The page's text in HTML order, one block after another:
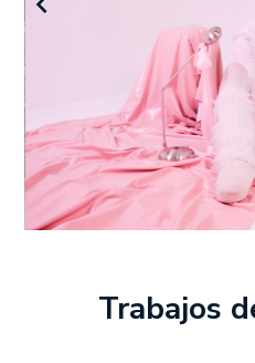
Trabajos